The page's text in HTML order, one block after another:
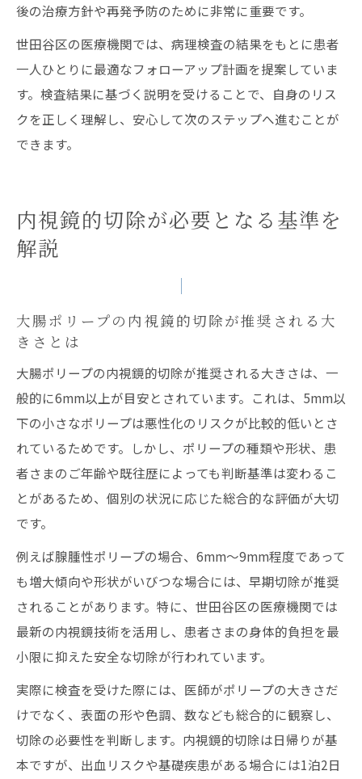
後の治療方針や再発予防のために非常に重要です。
世田谷区の医療機関では、病理検査の結果をもとに患者
一人ひとりに最適なフォローアップ計画を提案していま
す。検査結果に基づく説明を受けることで、自身のリス
クを正しく理解し、安心して次のステップへ進むことが
できます。
内視鏡的切除が必要となる基準を
解説
大腸ポリープの内視鏡的切除が推奨される大
きさとは
大腸ポリープの内視鏡的切除が推奨される大きさは、一
般的に6mm以上が目安とされています。これは、5mm以
下の小さなポリープは悪性化のリスクが比較的低いとさ
れているためです。しかし、ポリープの種類や形状、患
者さまのご年齢や既往歴によっても判断基準は変わるこ
とがあるため、個別の状況に応じた総合的な評価が大切
です。
例えば腺腫性ポリープの場合、6mm～9mm程度であって
も増大傾向や形状がいびつな場合には、早期切除が推奨
されることがあります。特に、世田谷区の医療機関では
最新の内視鏡技術を活用し、患者さまの身体的負担を最
小限に抑えた安全な切除が行われています。
実際に検査を受けた際には、医師がポリープの大きさだ
けでなく、表面の形や色調、数なども総合的に観察し、
切除の必要性を判断します。内視鏡的切除は日帰りが基
本ですが、出血リスクや基礎疾患がある場合には1泊2日